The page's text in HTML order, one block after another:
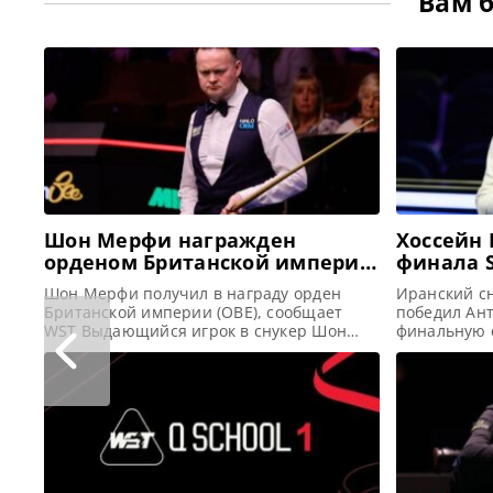
Шон Мерфи награжден
орденом Британской империи
(OBE)
Шон Мерфи получил в награду орден
Британской империи (OBE), сообщает
WST Выдающийся игрок в снукер Шон
Мерфи был удостоен Ордена Британской
империи (OBE) в рамках торжеств по
Великобритании в 2026 году. Эта высокая
награда вручена ему в знак признания
его значительного вклада в развитие
снукера и активной благотворительной
финала
Иранский
победил
финальную
Shenzhen
Хоссейн
победу со
подряд.
Иранец
турниры